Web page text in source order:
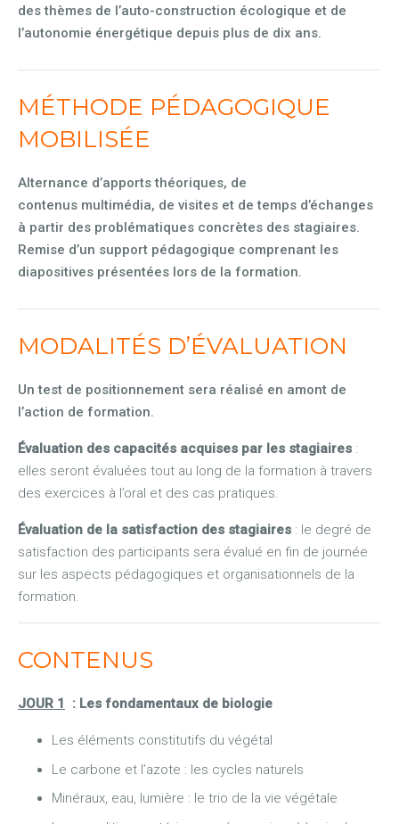
des thèmes de l’auto-construction écologique et de
l’autonomie énergétique depuis plus de dix ans.
MÉTHODE PÉDAGOGIQUE
MOBILISÉE
Alternance d’apports théoriques, de
contenus multimédia, de visites et de temps d’échanges
à partir des problématiques concrètes des stagiaires.
Remise d’un support pédagogique comprenant les
diapositives présentées lors de la formation.
MODALITÉS D’ÉVALUATION
Un test de positionnement sera réalisé en amont de
l’action de formation.
Évaluation des capacités acquises par les stagiaires :
elles seront évaluées tout au long de la formation à travers
des exercices à l’oral et des cas pratiques.
Évaluation de la satisfaction des stagiaires : le degré de
satisfaction des participants sera évalué en fin de journée
sur les aspects pédagogiques et organisationnels de la
formation.
CONTENUS
JOUR 1 : Les fondamentaux de biologie
Les éléments constitutifs du végétal
Le carbone et l’azote : les cycles naturels
Minéraux, eau, lumière : le trio de la vie végétale